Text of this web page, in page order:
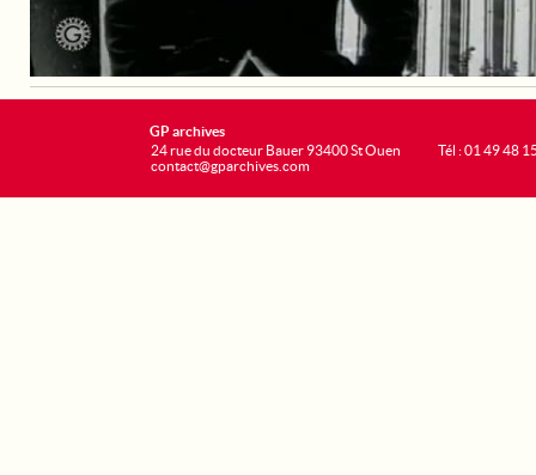
GP archives
24 rue du docteur Bauer 93400 St Ouen
contact@gparchives.com
Tél : 01 49 48